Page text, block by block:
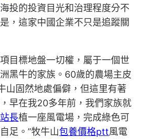
投的投資目光和治理程度分不
，這家中國企業不只是追蹤關
標地盤一切權，屬于一個世
黑牛的家族。60歲的農場主皮
山固然地處偏僻，但這里有著
早在我20多年前，我們家族就
長植一座風電場，完成綠色可
足。”牧牛山包養價格ptt風電